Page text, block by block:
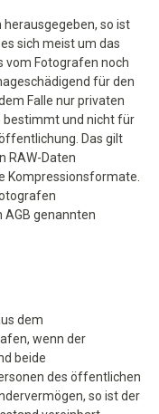
herausgegeben, so ist
sich meist um das
vom Fotografen noch
für den
Falle nur privaten
bestimmt und nicht für
Das gilt
RAW-Daten
Kompressionsformate.
AGB genannten
dem
wenn der
beide
des öffentlichen
so ist der